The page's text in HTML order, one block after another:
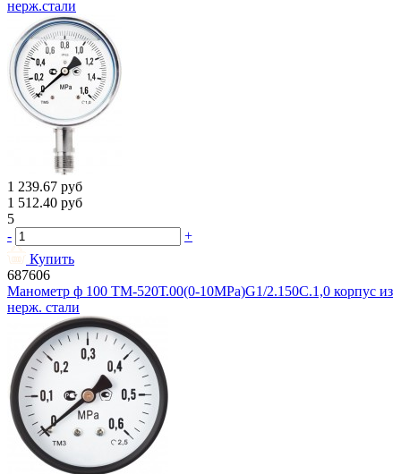
нерж.стали
1 239.67 руб
1 512.40 руб
5
-
+
Купить
687606
Манометр ф 100 ТМ-520Т.00(0-10МРа)G1/2.150С.1,0 корпус из
нерж. стали